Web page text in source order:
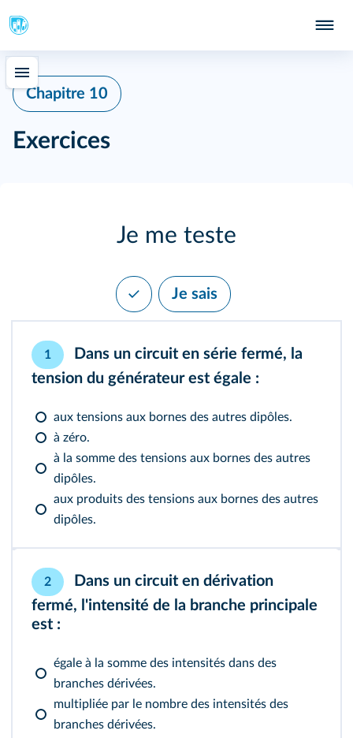
Chapitre 10
Exercices
Je me teste
Je sais
1
Dans un circuit en série fermé, la
tension du générateur est égale :
aux tensions aux bornes des autres dipôles.
à zéro.
à la somme des tensions aux bornes des autres
dipôles.
aux produits des tensions aux bornes des autres
dipôles.
2
Dans un circuit en dérivation
fermé, l'intensité de la branche principale
est :
égale à la somme des intensités dans des
branches dérivées.
multipliée par le nombre des intensités des
branches dérivées.